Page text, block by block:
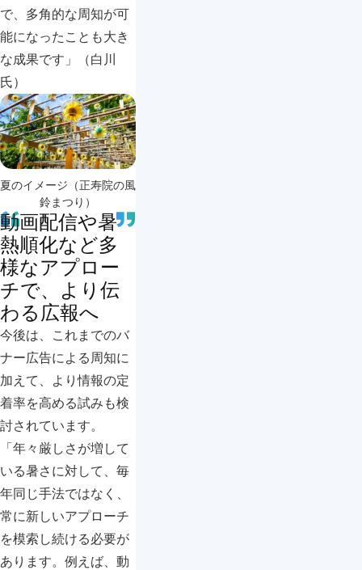
で、多角的な周知が可
能になったことも大き
な成果です」（白川
氏）
夏のイメージ（正寿院の風
鈴まつり）
動画配信や暑
熱順化など多
様なアプロー
チで、より伝
わる広報へ
今後は、これまでのバ
ナー広告による周知に
加えて、より情報の定
着率を高める試みも検
討されています。
「年々厳しさが増して
いる暑さに対して、毎
年同じ手法ではなく、
常に新しいアプローチ
を模索し続ける必要が
あります。例えば、動